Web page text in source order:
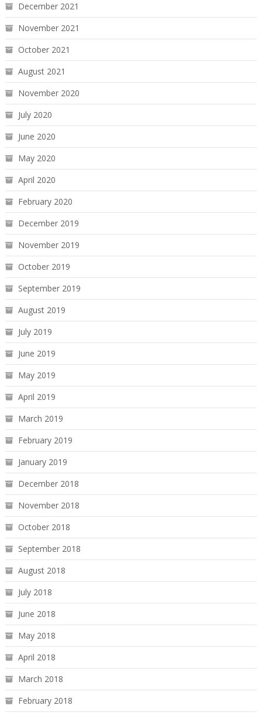
December 2021
November 2021
October 2021
August 2021
November 2020
July 2020
June 2020
May 2020
April 2020
February 2020
December 2019
November 2019
October 2019
September 2019
August 2019
July 2019
June 2019
May 2019
April 2019
March 2019
February 2019
January 2019
December 2018
November 2018
October 2018
September 2018
August 2018
July 2018
June 2018
May 2018
April 2018
March 2018
February 2018